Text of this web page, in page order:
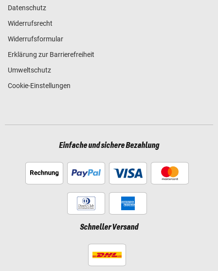
Datenschutz
Widerrufsrecht
Widerrufsformular
Erklärung zur Barrierefreiheit
Umweltschutz
Cookie-Einstellungen
Einfache und sichere Bezahlung
Schneller Versand